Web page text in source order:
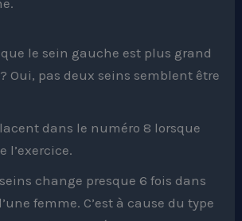
le sein gauche est plus grand
Oui, pas deux seins semblent être
dans le numéro 8 lorsque
l’exercice.
change presque 6 fois dans
femme. C’est à cause du type